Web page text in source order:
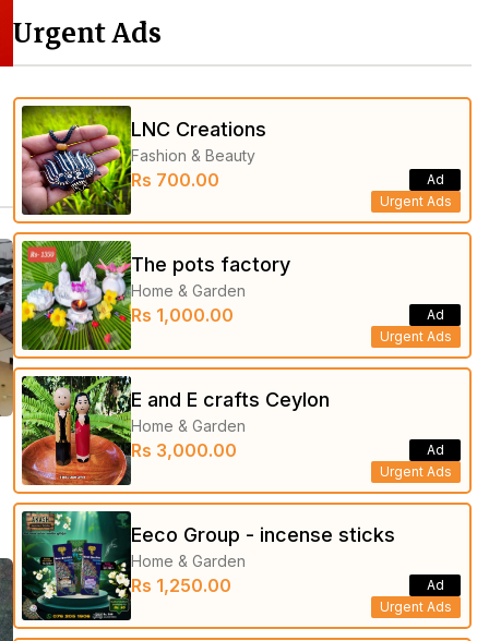
Urgent Ads
LNC Creations
Fashion & Beauty
Rs 700.00
Urgent Ads
Ad
The pots factory
Home & Garden
Rs 1,000.00
Urgent Ads
Ad
E and E crafts Ceylon
Home & Garden
Rs 3,000.00
Urgent Ads
Ad
Eeco Group - incense sticks
Home & Garden
Rs 1,250.00
Urgent Ads
Ad